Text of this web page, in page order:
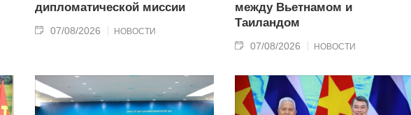
дипломатической миссии
07/08/2026 НОВОСТИ
между Вьетнамом и
Таиландом
07/08/2026 НОВОСТИ